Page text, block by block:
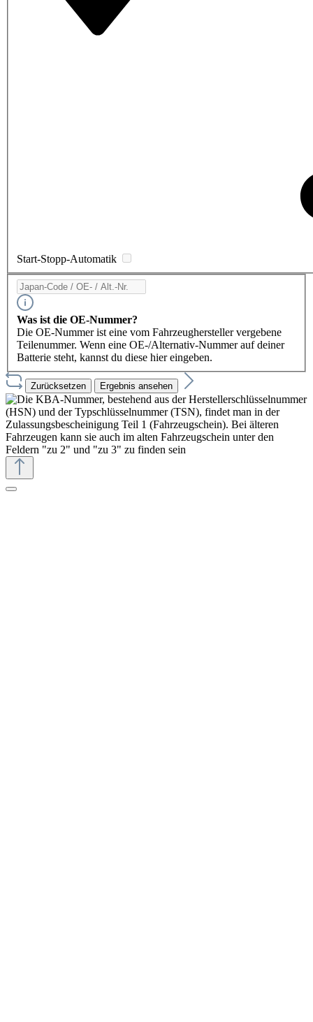
Start-Stopp-Automatik
Was ist die OE-Nummer?
Die OE-Nummer ist eine vom Fahrzeughersteller vergebene
Teilenummer. Wenn eine OE-/Alternativ-Nummer auf deiner
Batterie steht, kannst du diese hier eingeben.